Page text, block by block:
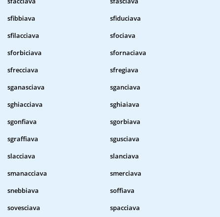
sfibbiava
sfiduciava
sfilacciava
sfociava
sforbiciava
sfornaciava
sfrecciava
sfregiava
sganasciava
sganciava
sghiacciava
sghiaiava
sgonfiava
sgorbiava
sgraffiava
sgusciava
slacciava
slanciava
smanacciava
smerciava
snebbiava
soffiava
sovesciava
spacciava